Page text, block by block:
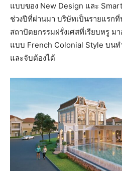
แบบของ New Design และ
ช่วงปีที่ผ่านมา บริษัทเป็นรายแรก
สถาปัตยกรรมฝรั่งเศสที่เรียบหรู ม
แบบ French Colonial Style บน
และจับต้องได้